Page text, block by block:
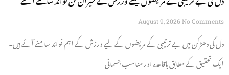
August 9, 2026 No Comments
دل کی دھڑکن میں بے ترتیبی کے مریضوں کے لیے ورزش کے اہم فوائد سامنے آئے ہیں۔
ایک تحقیق کے مطابق باقاعدہ اور مناسب جسمانی